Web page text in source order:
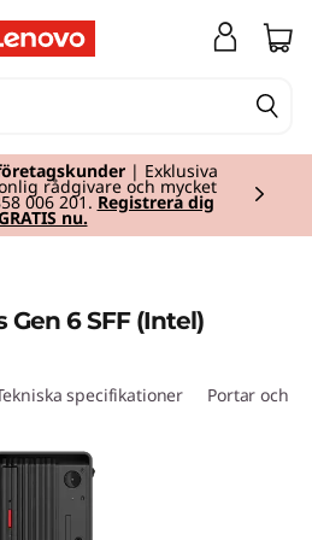
| Exklusiva
rådgivare och mycket
006 201. Registrera dig
nu.
2 of 2
6 SFF (Intel)
specifikationer Portar och